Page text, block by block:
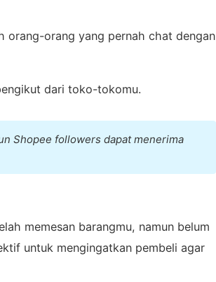
orang-orang yang pernah chat dengan
dari toko-tokomu.
Shopee followers dapat menerima
memesan barangmu, namun belum
untuk mengingatkan pembeli agar